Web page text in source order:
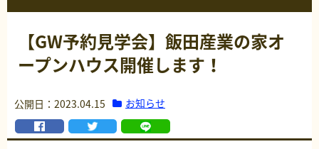
【GW予約見学会】飯田産業の家オ
ープンハウス開催します！
公開日：2023.04.15 お知らせ